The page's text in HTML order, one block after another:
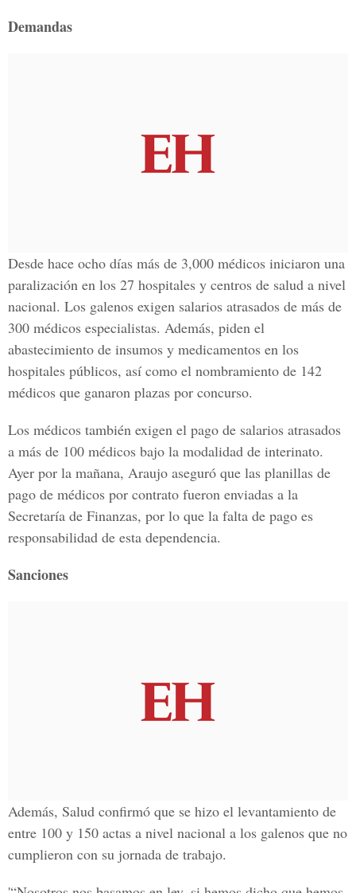
Demandas
Desde hace ocho días más de 3,000 médicos iniciaron una
paralización en los 27 hospitales y centros de salud a nivel
nacional. Los galenos exigen salarios atrasados de más de
300 médicos especialistas. Además, piden el
abastecimiento de insumos y medicamentos en los
hospitales públicos, así como el nombramiento de 142
médicos que ganaron plazas por concurso.
Los médicos también exigen el pago de salarios atrasados
a más de 100 médicos bajo la modalidad de interinato.
Ayer por la mañana, Araujo aseguró que las planillas de
pago de médicos por contrato fueron enviadas a la
Secretaría de Finanzas, por lo que la falta de pago es
responsabilidad de esta dependencia.
Sanciones
Además, Salud confirmó que se hizo el levantamiento de
entre 100 y 150 actas a nivel nacional a los galenos que no
cumplieron con su jornada de trabajo.